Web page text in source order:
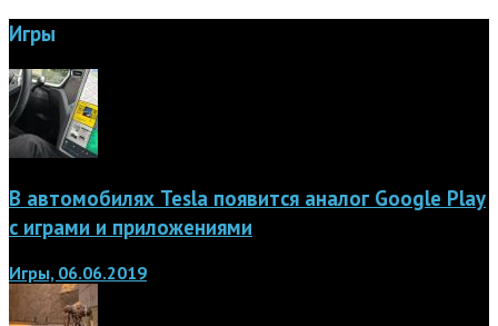
Игры
В автомобилях Tesla появится аналог Google Play
с играми и приложениями
Игры, 06.06.2019